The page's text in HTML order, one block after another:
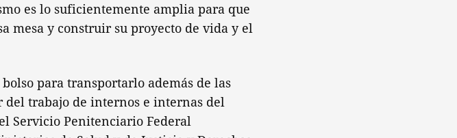
es lo suficientemente amplia para que
mesa y construir su proyecto de vida y el
para transportarlo además de las
del trabajo de internos e internas del
Servicio Penitenciario Federal